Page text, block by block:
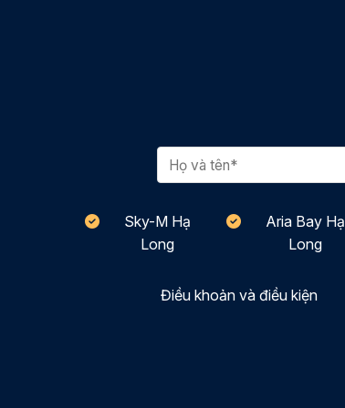
Sky-M Hạ
Long
Aria Bay Hạ
Long
Điều khoản và điều kiện